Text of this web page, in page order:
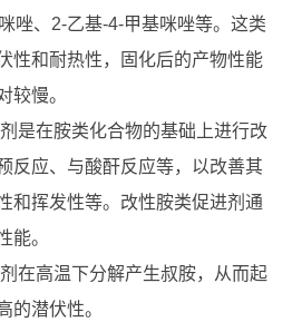
唑、2-乙基-4-甲基咪唑等。这类
性和耐热性，固化后的产物性能
较慢。
是在胺类化合物的基础上进行改
反应、与酸酐反应等，以改善其
和挥发性等。改性胺类促进剂通
能。
在高温下分解产生叔胺，从而起
的潜伏性。